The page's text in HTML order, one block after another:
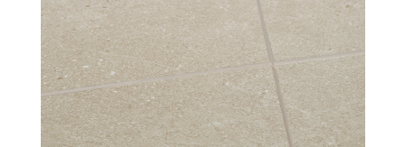
se
pueden
elegir
en
la
página
de